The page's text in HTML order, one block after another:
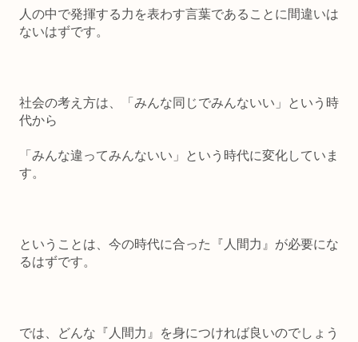
人の中で発揮する力を表わす言葉であることに間違いは
ないはずです。
社会の考え方は、「みんな同じでみんないい」という時
代から
「みんな違ってみんないい」という時代に変化していま
す。
ということは、 今の時代に合った『人間力』が必要にな
るはずです。
では、どんな『人間力』を身につければ良いのでしょう